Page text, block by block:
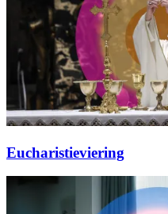
Eucharistieviering